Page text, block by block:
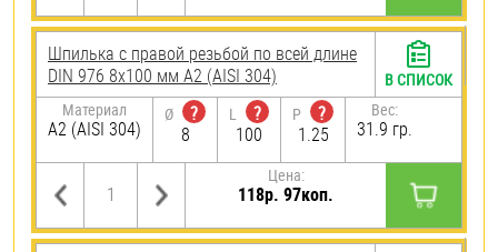
Шпилька с правой резьбой по всей длине
DIN 976 8х100 мм А2 (AISI 304)
Материал
А2 (AISI 304)
Ø
?
8
L
?
100
P
?
1.25
Вес:
31.9 гр.
Цена:
118р. 97коп.
В СПИСОК